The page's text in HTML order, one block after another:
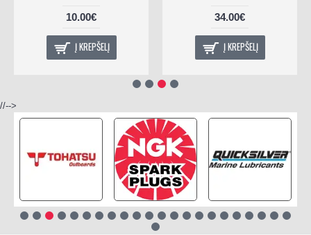
10.00€
Į KREPŠELĮ
34.00€
Į KREPŠELĮ
//-->